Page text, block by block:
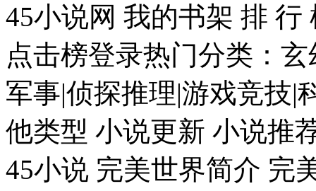
45小说网 我的书架 排
点击榜登录热门分类：
军事|侦探推理|游戏竞技|
他类型 小说更新 小说推
45小说 完美世界简介 完